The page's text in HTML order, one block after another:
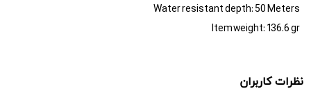
Water resistant depth: 50 Meters
Item weight: 136.6 gr
نظرات کاربران